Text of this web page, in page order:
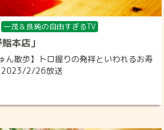
一茂＆良純の自由すぎるTV
本店」
ん散歩】トロ握りの発祥といわれるお寿
2023/2/26放送